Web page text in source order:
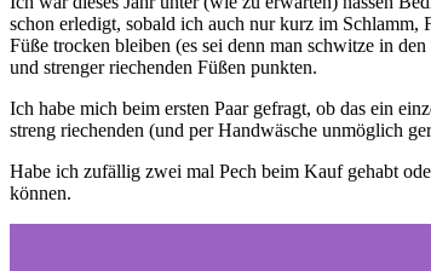
schon erledigt, sobald ich auch nur kurz im Schlamm,
Füße trocken bleiben (es sei denn man schwitze in
und strenger riechenden Füßen punkten.
Ich habe mich beim ersten Paar gefragt, ob das ein
streng riechenden (und per Handwäsche unmöglich
Habe ich zufällig zwei mal Pech beim Kauf gehabt
können.